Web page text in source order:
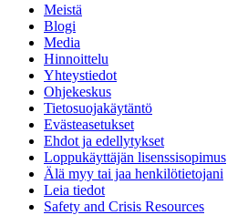
Meistä
Blogi
Media
Hinnoittelu
Yhteystiedot
Ohjekeskus
Tietosuojakäytäntö
Evästeasetukset
Ehdot ja edellytykset
Loppukäyttäjän lisenssisopimus
Älä myy tai jaa henkilötietojani
Leia tiedot
Safety and Crisis Resources